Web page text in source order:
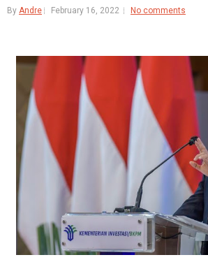
By Andre February 16, 2022 No comments